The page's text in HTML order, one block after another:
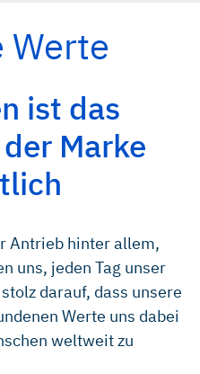
Werte
ist das
Marke
Antrieb hinter allem,
uns, jeden Tag unser
darauf, dass unsere
Werte uns dabei
weltweit zu